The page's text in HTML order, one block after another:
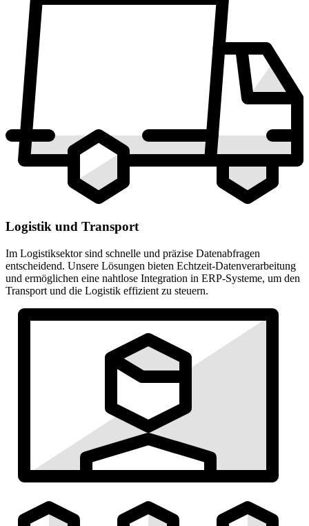
Logistik und Transport
Im Logistiksektor sind schnelle und präzise Datenabfragen
entscheidend. Unsere Lösungen bieten Echtzeit-Datenverarbeitung
und ermöglichen eine nahtlose Integration in ERP-Systeme, um den
Transport und die Logistik effizient zu steuern.